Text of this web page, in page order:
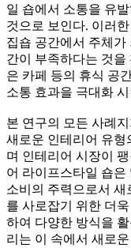
일 숍에서 소통을 유
것으로 보인다. 이러
집숍 공간에서 주체가
간이 부족하다는 것
은 카페 등의 휴식 공
소통 효과을 극대화
본 연구의 모든 사례
새로운 인테리어 유형
며 인테리어 시장이
어 라이프스타일 숍
소비의 주력으로서
를 사로잡기 위한 더
하여 다양한 방식을
리는 이 속에서 새로